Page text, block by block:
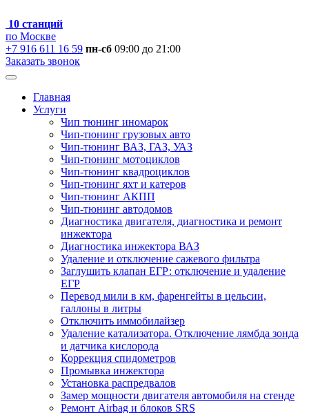
10 станций
по Москве
+7 916 611 16 59 пн-сб 09:00 до 21:00
Заказать звонок
Главная
Услуги
Чип тюнинг иномарок
Чип-тюнинг грузовых авто
Чип-тюнинг ВАЗ, ГАЗ, УАЗ
Чип-тюнинг мотоциклов
Чип-тюнинг квадроциклов
Чип-тюнинг яхт и катеров
Чип-тюнинг АКПП
Чип-тюнинг автодомов
Диагностика двигателя, диагностика и ремонт
инжектора
Диагностика инжектора ВАЗ
Удаление и отключение сажевого фильтра
Заглушить клапан ЕГР: отключение и удаление
ЕГР
Перевод мили в км, фаренгейты в цельсии,
галлоны в литры
Отключить иммобилайзер
Удаление катализатора. Отключение лямбда зонда
и датчика кислорода
Коррекция спидометров
Промывка инжектора
Установка распредвалов
Замер мощности двигателя автомобиля на стенде
Ремонт Airbag и блоков SRS